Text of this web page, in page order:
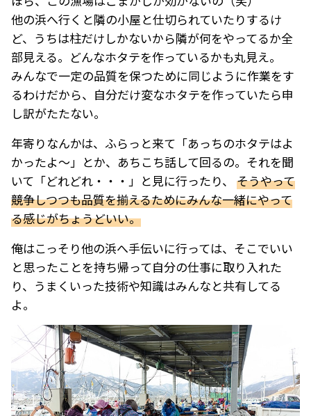
他の浜へ行くと隣の小屋と仕切られていたりするけ
ど、うちは柱だけしかないから隣が何をやってるか全
部見える。どんなホタテを作っているかも丸見え。
みんなで一定の品質を保つために同じように作業をす
るわけだから、自分だけ変なホタテを作っていたら申
し訳がたたない。
年寄りなんかは、ふらっと来て「あっちのホタテはよ
かったよ～」とか、あちこち話して回るの。それを聞
いて「どれどれ・・・」と見に行ったり、 そうやって
競争しつつも品質を揃えるためにみんな一緒にやって
る感じがちょうどいい。
俺はこっそり他の浜へ手伝いに行っては、そこでいい
と思ったことを持ち帰って自分の仕事に取り入れた
り、うまくいった技術や知識はみんなと共有してる
よ。